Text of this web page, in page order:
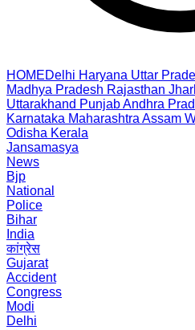
HOMEDelhi Haryana Uttar
Madhya Pradesh Rajasthan
Uttarakhand PunjabAndhra
Karnataka Maharashtra Assam
Odisha Kerala
Jansamasya
News
Bjp
National
Police
Bihar
India
कांग्रेस
Gujarat
Accident
Congress
Modi
Delhi